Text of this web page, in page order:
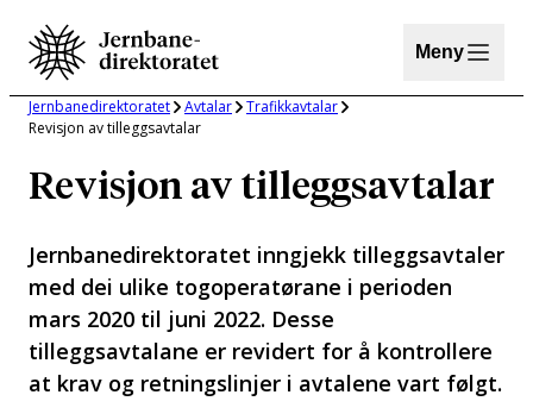
Hopp
innhold
Meny
Jernbanedirektoratet Avtalar
Trafikkavtalar
Revisjon av tilleggsavtalar
Revisjon av tilleggsavtalar
Jernbanedirektoratet inngjekk tilleggsavtaler
med dei ulike togoperatørane i perioden
mars 2020 til juni 2022. Desse
tilleggsavtalane er revidert for å kontrollere
at krav og retningslinjer i avtalene vart følgt.